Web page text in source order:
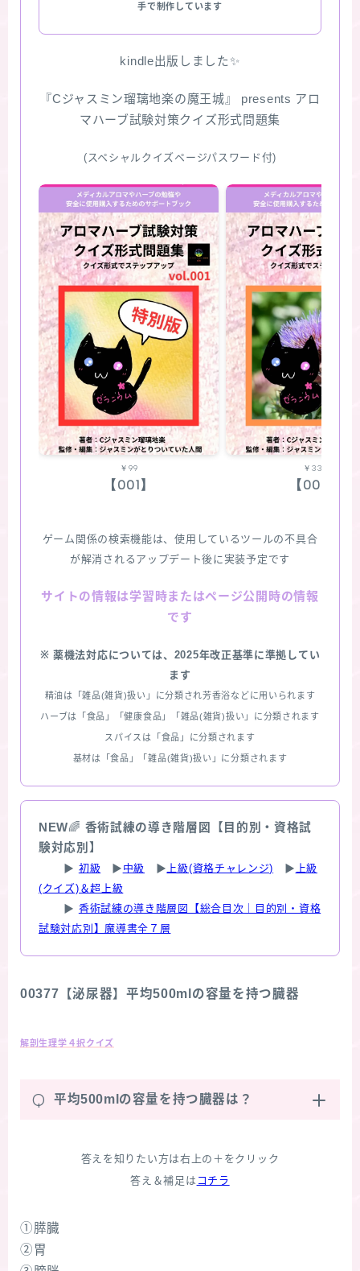
手で制作しています
kindle出版しました✨
『Cジャスミン瑠璃地楽の魔王城』 presents アロ
マハーブ試験対策クイズ形式問題集
(スペシャルクイズページパスワード付)
￥99
【001】
￥330
【002】
ゲーム関係の検索機能は、使用しているツールの不具合
が解消されるアップデート後に実装予定です
サイトの情報は学習時またはページ公開時の情報
です
※ 薬機法対応については、2025年改正基準に準拠してい
ます
精油は「雑品(雑貨)扱い」に分類され芳香浴などに用いられます
ハーブは「食品」「健康食品」「雑品(雑貨)扱い」に分類されます
スパイスは「食品」に分類されます
基材は「食品」「雑品(雑貨)扱い」に分類されます
NEW🌈 香術試練の導き階層図【目的別・資格試
験対応別】
▶ 初級 ▶ 中級 ▶ 上級(資格チャレンジ) ▶ 上級
(クイズ)＆超上級
▶ 香術試練の導き階層図【総合目次｜目的別・資格
試験対応別】魔導書全７層
00377【泌尿器】平均500mlの容量を持つ臓器
解剖生理学４択クイズ
Q 平均500mlの容量を持つ臓器は？
答えを知りたい方は右上の＋をクリック
答え＆補足は コチラ
①膵臓
②胃